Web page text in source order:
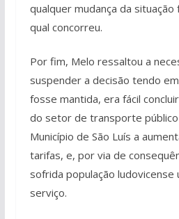
qualquer mudança da
qual concorreu.
Por fim, Melo ressaltou a
suspender a decisão tendo
fosse mantida, era fácil
do setor de transporte
Município de São Luís a
tarifas, e, por via de
sofrida população ludovicense
serviço.